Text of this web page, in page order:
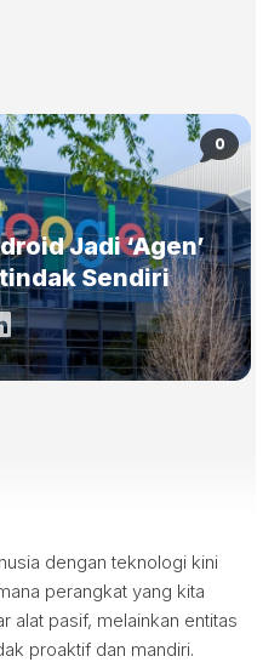
0
Jadi ‘Agen’
Sendiri
dengan teknologi kini
perangkat yang kita
alat pasif, melainkan entitas
proaktif dan mandiri.